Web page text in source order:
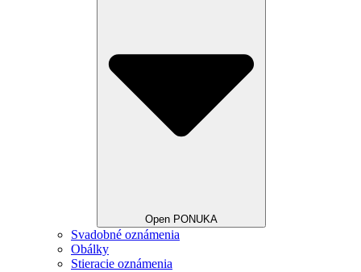
Open PONUKA
Svadobné oznámenia
Obálky
Stieracie oznámenia